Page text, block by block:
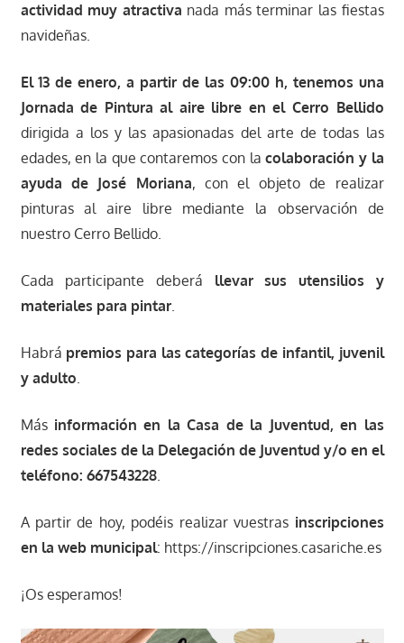
actividad muy atractiva nada más terminar las fiestas
navideñas.
El 13 de enero, a partir de las 09:00 h, tenemos una
Jornada de Pintura al aire libre en el Cerro Bellido
dirigida a los y las apasionadas del arte de todas las
edades, en la que contaremos con lacolaboración y la
ayuda de José Moriana, con el objeto de realizar
pinturas al aire libre mediante la observación de
nuestro Cerro Bellido.
Cada participante deberá llevar sus utensilios y
materiales para pintar.
Habrá premios para las categorías de infantil, juvenil
y adulto.
Más información en la Casa de la Juventud, en las
redes sociales de la Delegación de Juventud y/o en el
teléfono: 667543228.
A partir de hoy, podéis realizar vuestras inscripciones
en la web municipal: https://inscripciones.casariche.es
¡Os esperamos!